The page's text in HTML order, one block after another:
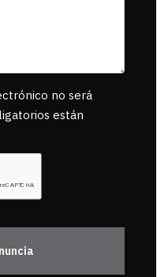
no será
están